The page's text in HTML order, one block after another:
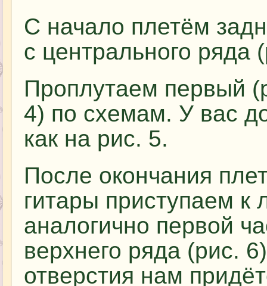
С начало плетём
с центрального ряда
Проплутаем первый
4) по схемам. У вас
как на рис. 5.
После окончания
гитары приступаем
аналогично первой
верхнего ряда (рис.
отверстия нам